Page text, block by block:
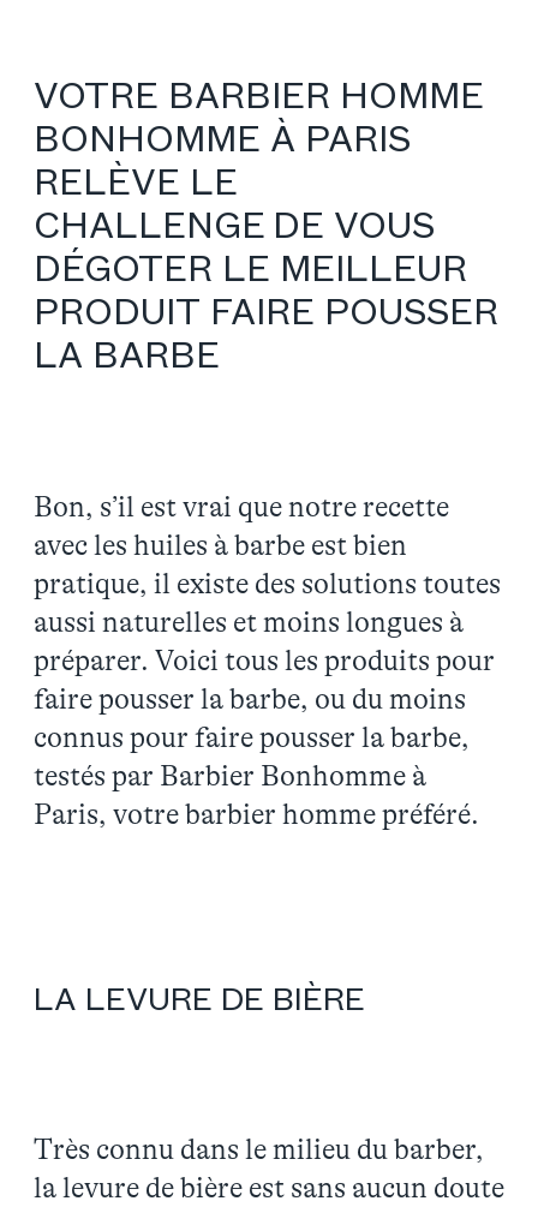
VOTRE BARBIER HOMME
BONHOMME À PARIS
RELÈVE LE
CHALLENGE DE VOUS
DÉGOTER LE MEILLEUR
PRODUIT FAIRE POUSSER
LA BARBE
Bon, s’il est vrai que notre recette
avec les huiles à barbe est bien
pratique, il existe des solutions toutes
aussi naturelles et moins longues à
préparer. Voici tous les produits pour
faire pousser la barbe, ou du moins
connus pour faire pousser la barbe,
testés par Barbier Bonhomme à
Paris, votre barbier homme préféré.
LA LEVURE DE BIÈRE
Très connu dans le milieu du barber,
la levure de bière est sans aucun doute